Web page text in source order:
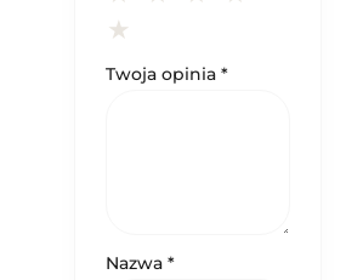
Twoja opinia *
Nazwa *